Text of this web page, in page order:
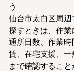
う
仙台市太白区周
探すときは、作業
通所日数、作業
賃、在宅支援、
まで確認するこ